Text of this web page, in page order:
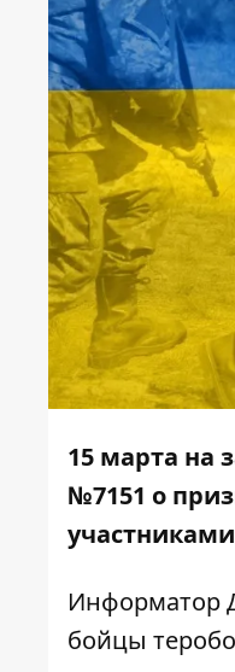
15 марта на
№7151 о
Информатор
бойцы